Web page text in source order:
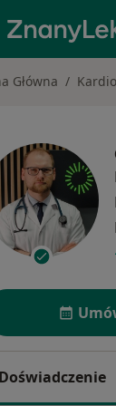
Główna
Doświadczenie